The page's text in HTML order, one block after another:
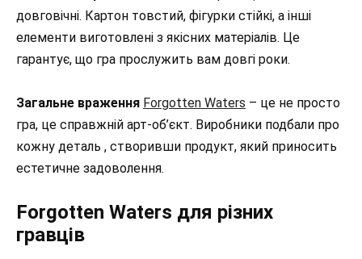
довговічні. Картон товстий, фігурки стійкі, а інші
елементи виготовлені з якісних матеріалів. Це
гарантує, що гра прослужить вам довгі роки.
Загальне враження Forgotten Waters – це не просто
гра, це справжній арт-об’єкт. Виробники подбали про
кожну деталь , створивши продукт, який приносить
естетичне задоволення.
Forgotten Waters для різних
гравців